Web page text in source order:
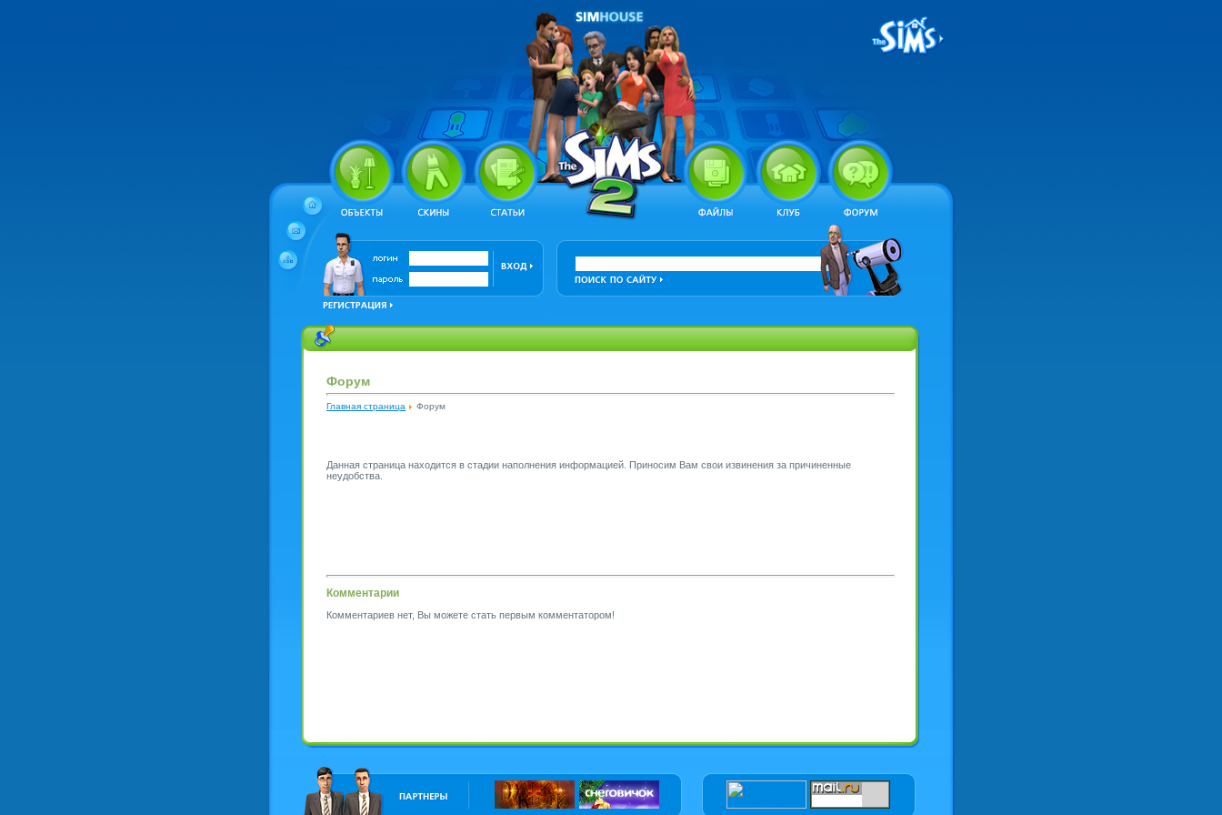
Форум
Главная страница Форум
Данная страница находится в стадии наполнения информацией. Приносим Вам свои извинения за причиненные
неудобства.
Комментарии
Комментариев нет, Вы можете стать первым комментатором!